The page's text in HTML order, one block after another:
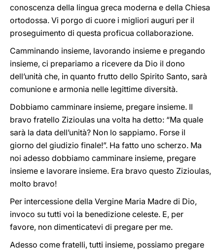
conoscenza della lingua greca moderna e della Chiesa
ortodossa. Vi porgo di cuore i migliori auguri per il
proseguimento di questa proficua collaborazione.
Camminando insieme, lavorando insieme e pregando
insieme, ci prepariamo a ricevere da Dio il dono
dell’unità che, in quanto frutto dello Spirito Santo, sarà
comunione e armonia nelle legittime diversità.
Dobbiamo camminare insieme, pregare insieme. Il
bravo fratello Zizioulas una volta ha detto: “Ma quale
sarà la data dell’unità? Non lo sappiamo. Forse il
giorno del giudizio finale!”. Ha fatto uno scherzo. Ma
noi adesso dobbiamo camminare insieme, pregare
insieme e lavorare insieme. Era bravo questo Zizioulas,
molto bravo!
Per intercessione della Vergine Maria Madre di Dio,
invoco su tutti voi la benedizione celeste. E, per
favore, non dimenticatevi di pregare per me.
Adesso come fratelli, tutti insieme, possiamo pregare